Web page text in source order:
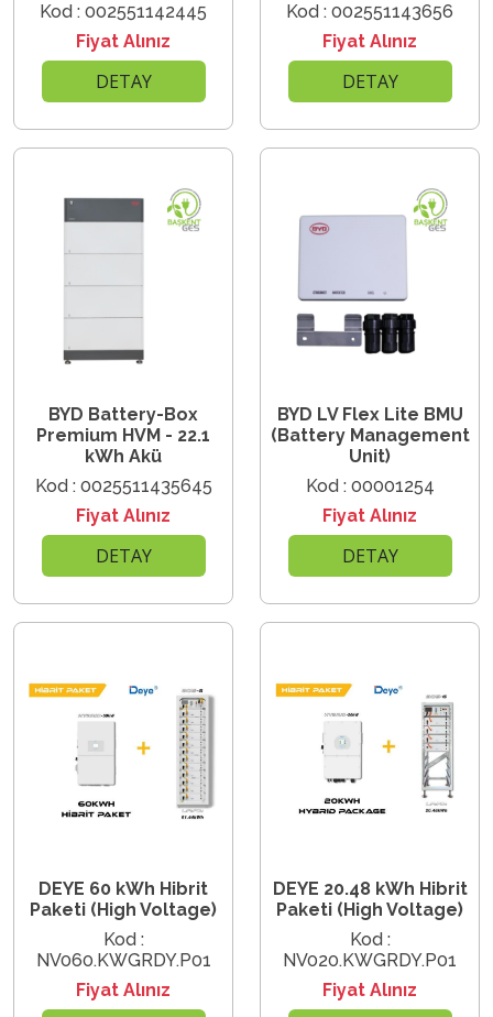
Kod : 002551142445
Fiyat Alınız
DETAY
Kod : 002551143656
Fiyat Alınız
DETAY
BYD Battery-Box
Premium HVM - 22.1
kWh Akü
Kod : 0025511435645
Fiyat Alınız
DETAY
BYD LV Flex Lite BMU
(Battery Management
Unit)
Kod : 00001254
Fiyat Alınız
DETAY
DEYE 60 kWh Hibrit
Paketi (High Voltage)
Kod :
NV060.KWGRDY.P01
Fiyat Alınız
DEYE 20.48 kWh Hibrit
Paketi (High Voltage)
Kod :
NV020.KWGRDY.P01
Fiyat Alınız